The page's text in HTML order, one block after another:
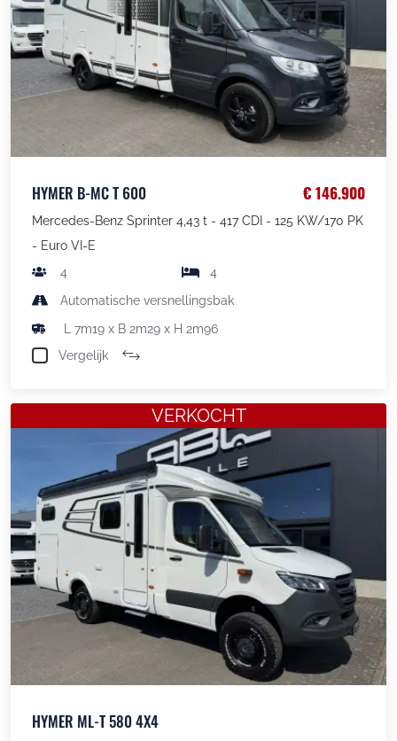
HYMER B-MC T 600 € 146.900
Mercedes-Benz Sprinter 4,43 t - 417 CDI - 125 KW/170 PK
- Euro VI-E
4
4
Automatische versnellingsbak
L 7m19 x B 2m29 x H 2m96
Vergelijk
VERKOCHT
HYMER ML-T 580 4X4